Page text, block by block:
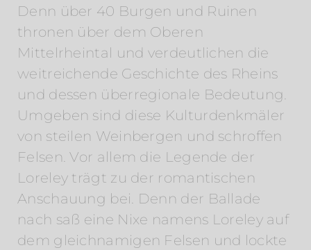
Denn über 40 Burgen und Ruinen
thronen über dem Oberen
Mittelrheintal und verdeutlichen die
weitreichende Geschichte des Rheins
und dessen überregionale Bedeutung.
Umgeben sind diese Kulturdenkmäler
von steilen Weinbergen und schroffen
Felsen. Vor allem die Legende der
Loreley trägt zu der romantischen
Anschauung bei. Denn der Ballade
nach saß eine Nixe namens Loreley auf
dem gleichnamigen Felsen und lockte